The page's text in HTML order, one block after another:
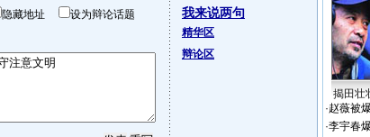
隐藏地址 设为辩论话题 我来说两句
精华区
辩论区
揭田壮
·赵薇被
·李宇春